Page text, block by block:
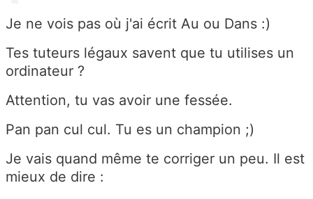
Je ne vois pas où j'ai écrit Au ou Dans :)
Tes tuteurs légaux savent que tu utilises un
ordinateur ?
Attention, tu vas avoir une fessée.
Pan pan cul cul. Tu es un champion ;)
Je vais quand même te corriger un peu. Il est
mieux de dire :